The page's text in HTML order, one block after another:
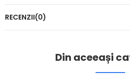
RECENZII(0)
Din aceeași